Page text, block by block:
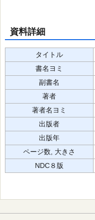
資料詳細
タイトル
書名ヨミ
副書名
著者
著者名ヨミ
出版者
出版年
ページ数, 大きさ
NDC８版